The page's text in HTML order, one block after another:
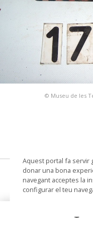
© Museu de les
Materials i
Aquest portal fa servir
donar una bona
navegant acceptes la
configurar el teu